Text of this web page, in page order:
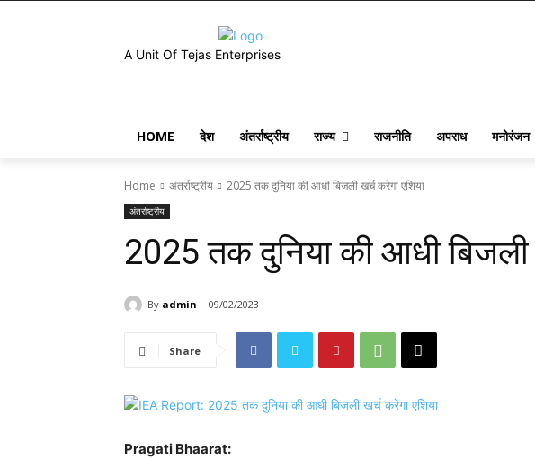
A Unit Of Tejas Enterprises
HOME देश अंतर्राष्ट्रीय राज्य राजनीति अपराध मनोरंजन
Home अंतर्राष्ट्रीय 2025 तक दुनिया की आधी बिजली खर्च करेगा एशिया
अंतर्राष्ट्रीय
2025 तक दुनिया की आधी बिजली
By admin 09/02/2023
Share
Pragati Bhaarat: